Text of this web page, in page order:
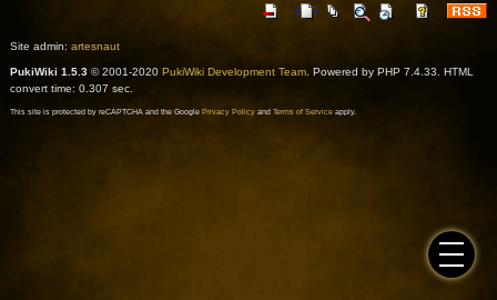
Site admin: artesnaut
PukiWiki 1.5.3© 2001-2020 PukiWiki Development Team. Powered by PHP 7.4.33. HTML
convert time: 0.307 sec.
This site is protected by reCAPTCHA and the Google Privacy Policyand Terms of Serviceapply.